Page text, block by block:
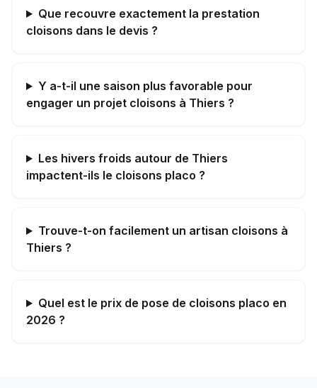
Que recouvre exactement la prestation
cloisons dans le devis ?
Y a-t-il une saison plus favorable pour
engager un projet cloisons à Thiers ?
Les hivers froids autour de Thiers
impactent-ils le cloisons placo ?
Trouve-t-on facilement un artisan cloisons à
Thiers ?
Quel est le prix de pose de cloisons placo en
2026 ?